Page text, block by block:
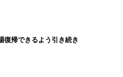
復帰できるよう引き続き